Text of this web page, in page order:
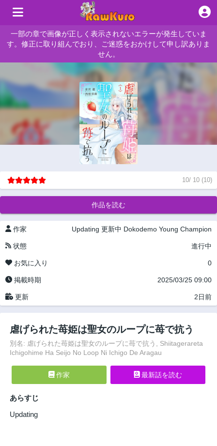
一部の章で画像が正しく表示されないエラーが発生していま
す。修正に取り組んでおり、ご迷惑をおかけして申し訳ありま
せん。
10/ 10 (10)
作品を読む
作家 Updating 更新中 Dokodemo Young Champion
状態 進行中
お気に入り 0
掲載時期 2025/03/25 09:00
更新 2日前
虐げられた苺姫は聖女のループに苺で抗う
別名: 虐げられた苺姫は聖女のループに苺で抗う, Shiitagerareta
Ichigohime Ha Seijo No Loop Ni Ichigo De Aragau
作家 最新話を読む
あらすじ
Updating